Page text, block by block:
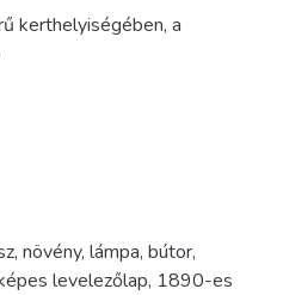
kerthelyiségében, a
, növény, lámpa, bútor,
levelezőlap, 1890-es